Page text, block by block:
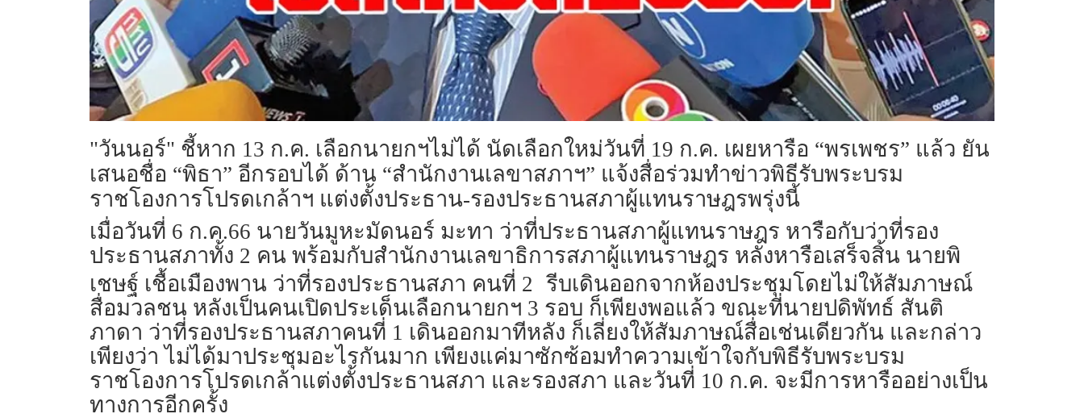
"วันนอร์" ชี้หาก 13 ก.ค. เลือกนายกฯไม่ได้ นัดเลือกใหม่วันที่ 19 ก.ค. เผยหารือ “พรเพชร” แล้ว ยัน
เสนอชื่อ “พิธา” อีกรอบได้ ด้าน “สำนักงานเลขาสภาฯ” แจ้งสื่อร่วมทำข่าวพิธีรับพระบรม
ราชโองการโปรดเกล้าฯ แต่งตั้งประธาน-รองประธานสภาผู้แทนราษฎรพรุ่งนี้
เมื่อวันที่ 6 ก.ค.66 นายวันมูหะมัดนอร์ มะทา ว่าที่ประธานสภาผู้แทนราษฎร หารือกับว่าที่รอง
ประธานสภาทั้ง 2 คน พร้อมกับสำนักงานเลขาธิการสภาผู้แทนราษฎร หลังหารือเสร็จสิ้น นายพิ
เชษฐ์ เชื้อเมืองพาน ว่าที่รองประธานสภา คนที่ 2 รีบเดินออกจากห้องประชุมโดยไม่ให้สัมภาษณ์
สื่อมวลชน หลังเป็นคนเปิดประเด็นเลือกนายกฯ 3 รอบ ก็เพียงพอแล้ว ขณะที่นายปดิพัทธ์ สันติ
ภาดา ว่าที่รองประธานสภาคนที่ 1 เดินออกมาทีหลัง ก็เลี่ยงให้สัมภาษณ์สื่อเช่นเดียวกัน และกล่าว
เพียงว่า ไม่ได้มาประชุมอะไรกันมาก เพียงแค่มาซักซ้อมทำความเข้าใจกับพิธีรับพระบรม
ราชโองการโปรดเกล้าแต่งตั้งประธานสภา และรองสภา และวันที่ 10 ก.ค. จะมีการหารืออย่างเป็น
ทางการอีกครั้ง